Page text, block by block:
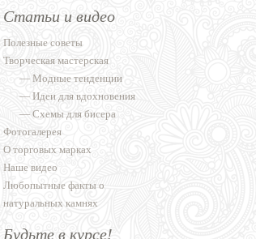
Статьи и видео
Полезные советы
Творческая мастерская
—Модные тенденции
—Идеи для вдохновения
—Схемы для бисера
Фотогалерея
О торговых марках
Наше видео
Любопытные факты о
натуральных камнях
Будьте в курсе!